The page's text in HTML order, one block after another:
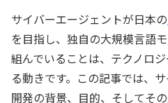
サイバーエージェントが日本の
を目指し、独自の大規模言語
組んでいることは、テクノロ
る動きです。この記事では、
開発の背景、目的、そしてそ